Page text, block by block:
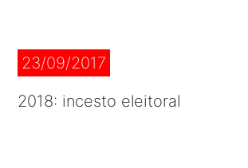
23/09/2017
2018: incesto eleitoral